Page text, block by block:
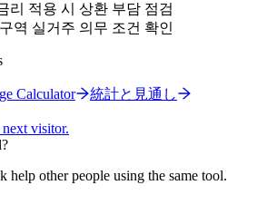
리 적용 시 상환 부담 점검
역 실거주 의무 조건 확인
Calculator
統計と見通し
visitor.
help other people using the same tool.